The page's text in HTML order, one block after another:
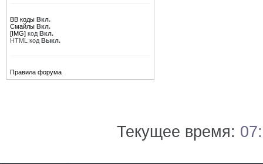
BB коды Вкл.
Смайлы Вкл.
[IMG] код Вкл.
HTML код Выкл.
Правила форума
Текущее время: